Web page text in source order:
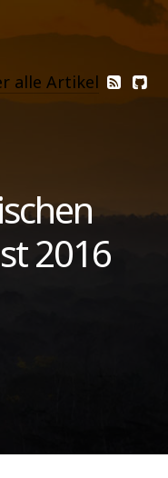
alle Artikel
2016